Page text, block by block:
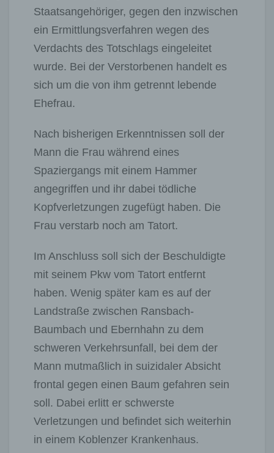
Staatsangehöriger, gegen den inzwischen
ein Ermittlungsverfahren wegen des
Verdachts des Totschlags eingeleitet
wurde. Bei der Verstorbenen handelt es
sich um die von ihm getrennt lebende
Ehefrau.
Nach bisherigen Erkenntnissen soll der
Mann die Frau während eines
Spaziergangs mit einem Hammer
angegriffen und ihr dabei tödliche
Kopfverletzungen zugefügt haben. Die
Frau verstarb noch am Tatort.
Im Anschluss soll sich der Beschuldigte
mit seinem Pkw vom Tatort entfernt
haben. Wenig später kam es auf der
Landstraße zwischen Ransbach-
Baumbach und Ebernhahn zu dem
schweren Verkehrsunfall, bei dem der
Mann mutmaßlich in suizidaler Absicht
frontal gegen einen Baum gefahren sein
soll. Dabei erlitt er schwerste
Verletzungen und befindet sich weiterhin
in einem Koblenzer Krankenhaus.